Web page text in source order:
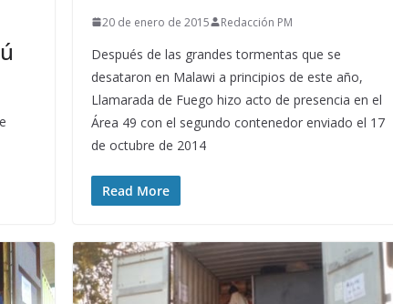
20 de enero de 2015 Redacción PM
Después de las grandes tormentas que se
desataron en Malawi a principios de este año,
Llamarada de Fuego hizo acto de presencia en el
Área 49 con el segundo contenedor enviado el 17
de octubre de 2014
Read More